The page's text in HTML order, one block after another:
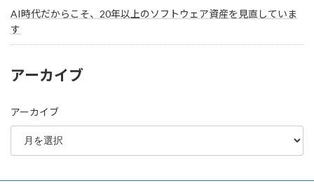
AI時代だからこそ、20年以上のソフトウェア資産を見直していま
す
アーカイブ
アーカイブ